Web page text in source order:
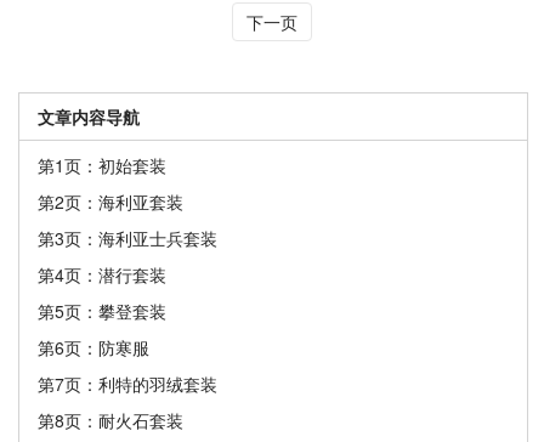
下一页
文章内容导航
第1页：初始套装
第2页：海利亚套装
第3页：海利亚士兵套装
第4页：潜行套装
第5页：攀登套装
第6页：防寒服
第7页：利特的羽绒套装
第8页：耐火石套装